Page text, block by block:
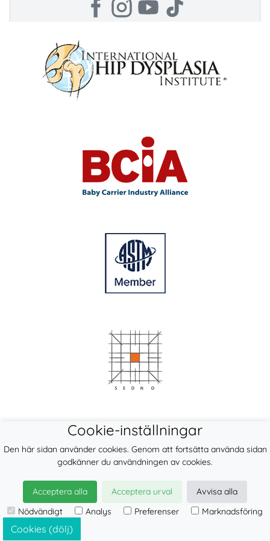
© 2026LennyLamb sp. z o.o. sp.k.
Cookies (dölj)
Cookie-inställningar
Den här sidan använder cookies. Genom att fortsätta använda sidan
godkänner du användningen av cookies.
Acceptera alla Acceptera urval
Avvisa alla
Nödvändigt
Analys Preferenser Marknadsföring